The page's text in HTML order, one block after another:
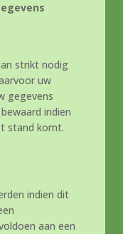
strikt nodig
uw
gegevens
indien
stand komt.
indien dit
aan een